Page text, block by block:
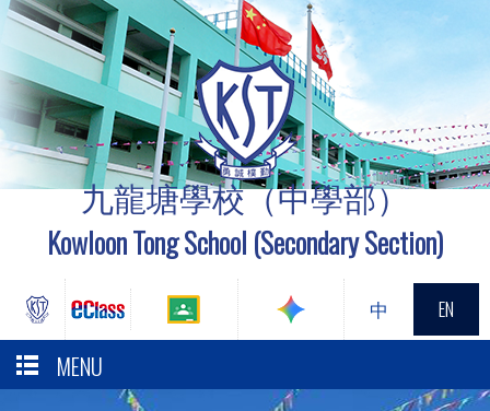
九龍塘學校（中學部）
Kowloon Tong School (Secondary Section)
中 EN
MENU